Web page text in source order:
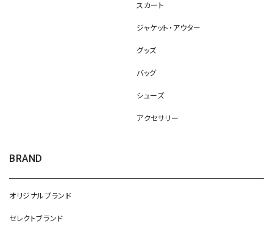
スカート
ジャケット・アウター
グッズ
バッグ
シューズ
アクセサリー
BRAND
オリジナルブランド
セレクトブランド